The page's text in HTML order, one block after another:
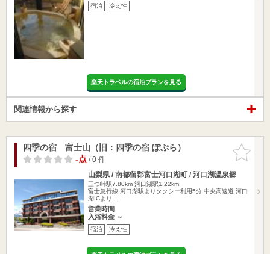
宿泊 冷え性
楽天トラベルの宿泊プランを見る
関連情報から探す
お気に入
りに追加
四季の宿 富士山（旧：四季の宿 ぽぷら）
-点/ 0 件
山梨県 / 南都留郡富士河口湖町 / 河口湖温泉郷
三つ峠駅7.80km 河口湖駅1.22km
富士急行線 河口湖駅よりタクシー利用5分 中央高速道 河口
湖ICより…
営業時間
入浴料金 ～
宿泊 冷え性